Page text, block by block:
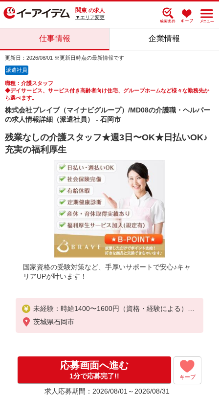
関東 の求人
▼エリア変更
仕事情報 企業情報
更新日：2026/08/01 ※更新日時点の最新情報です
派遣社員
職種：介護スタッフ
◆デイサービス、サービス付き高齢者向け住宅、グループホームなど様々な勤務先か
ら選べます。
株式会社ブレイブ（マイナビグループ）/MD08の介護職・ヘルパー
の求人情報詳細（派遣社員） - 石岡市
残業なしの介護スタッフ★週3日〜OK★日払いOK♪
充実の福利厚生
国家資格の受験対策など、手厚いサポートで安心♪キャ
リアUPが叶います！
未経験：時給1400〜1600円（資格・経験による）
経験者：時給1600〜1800円（資格・経験による）
◆昇給あり
◆支払い方法
※日払い/週払い/月払い対応も可能です。詳しくは面
談時にご相談ください。
茨城県石岡市
応募画面へ進む
1分で応募完了!! キープ
求人応募期間：2026/08/01～2026/08/31